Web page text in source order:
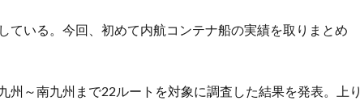
ている。今回、初めて内航コンテナ船の実績を取りまとめ
州～南九州まで22ルートを対象に調査した結果を発表。上り